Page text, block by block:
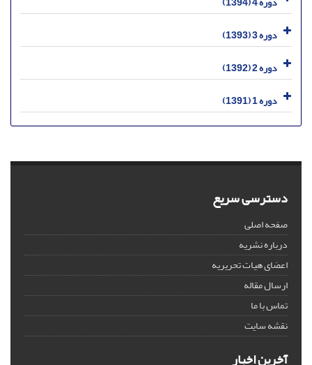
دوره 3 (1393)
دوره 2 (1392)
دوره 1 (1391)
دسترسی سریع
صفحه اصلی
درباره نشریه
اعضای هیات تحریریه
ارسال مقاله
تماس با ما
نقشه سایت
آخرین اخبار